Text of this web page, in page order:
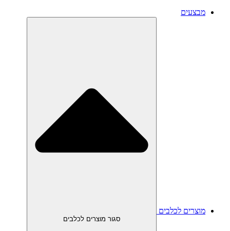
מבצעים
מוצרים לכלבים
סגור מוצרים לכלבים